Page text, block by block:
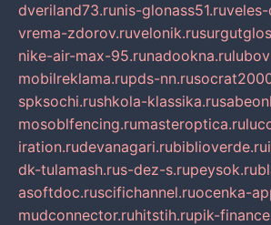
dveriland73.runis-glonass51.ru
vrema-zdorov.ruvelonik.ru
nike-air-max-95.runadookna.ru
mobilreklama.rupds-nn.ru
spksochi.rushkola-klassika.ru
mosoblfencing.rumasteroptica.ru
iration.rudevanagari.rubiblioverde.ru
dk-tulamash.rus-dez-s.rupeysok.ru
asoftdoc.ruscifichannel.ruocenka-
mudconnector.ruhitstih.rupik-